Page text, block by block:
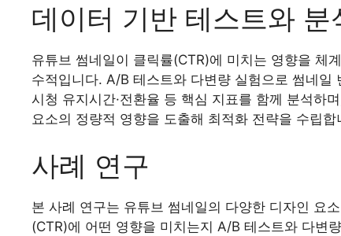
데이터 기반 테스트와 분
유튜브 썸네일이 클릭률(CTR)에 미치는 영향을 체
수적입니다. A/B 테스트와 다변량 실험으로 썸네일
시청 유지시간·전환율 등 핵심 지표를 함께 분석하
요소의 정량적 영향을 도출해 최적화 전략을 수립합
사례 연구
본 사례 연구는 유튜브 썸네일의 다양한 디자인 요
(CTR)에 어떤 영향을 미치는지 A/B 테스트와 다변